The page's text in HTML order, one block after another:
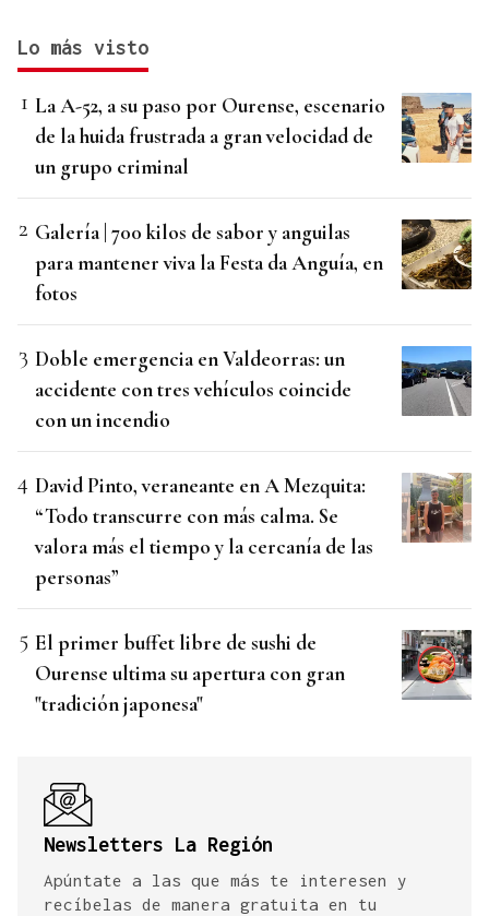
Lo más visto
La A-52, a su paso por Ourense, escenario
de la huida frustrada a gran velocidad de
un grupo criminal
Galería | 700 kilos de sabor y anguilas
para mantener viva la Festa da Anguía, en
fotos
Doble emergencia en Valdeorras: un
accidente con tres vehículos coincide
con un incendio
David Pinto, veraneante en A Mezquita:
“Todo transcurre con más calma. Se
valora más el tiempo y la cercanía de las
personas”
El primer buffet libre de sushi de
Ourense ultima su apertura con gran
"tradición japonesa"
Newsletters La Región
Apúntate a las que más te interesen y
recíbelas de manera gratuita en tu